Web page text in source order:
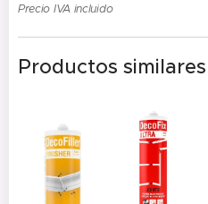
Precio IVA incluido
Productos similares